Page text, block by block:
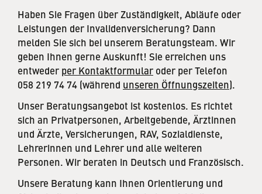
Haben Sie Fragen über Zuständigkeit, Abläufe oder
Leistungen der Invalidenversicherung? Dann
melden Sie sich bei unserem Beratungsteam. Wir
geben Ihnen gerne Auskunft! Sie erreichen uns
entweder per Kontaktformular oder per Telefon
058 219 74 74 (während unseren Öffnungszeiten).
Unser Beratungsangebot ist kostenlos. Es richtet
sich an Privatpersonen, Arbeitgebende, Ärztinnen
und Ärzte, Versicherungen, RAV, Sozialdienste,
Lehrerinnen und Lehrer und alle weiteren
Personen. Wir beraten in Deutsch und Französisch.
Unsere Beratung kann Ihnen Orientierung und